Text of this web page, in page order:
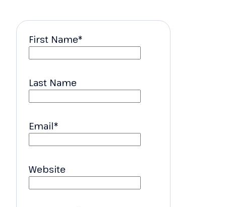
First Name*
Last Name
Email*
Website